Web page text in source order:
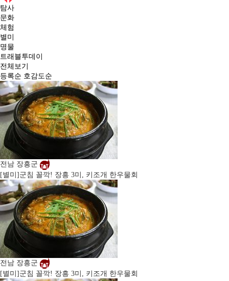
탐사
문화
체험
별미
명물
트래블투데이
전체보기
등록순 호감도순
전남 장흥군
[별미] 군침 꼴깍! 장흥 3미, 키조개 한우물회
전남 장흥군
[별미] 군침 꼴깍! 장흥 3미, 키조개 한우물회